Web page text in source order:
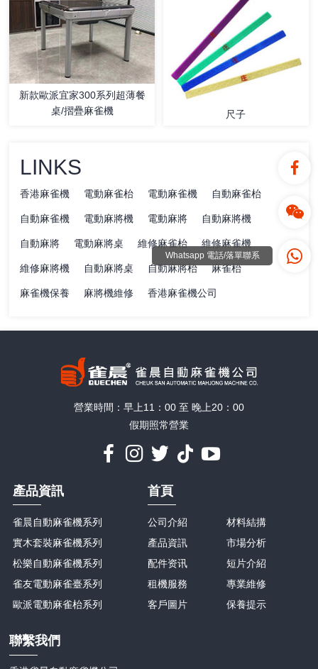
新款歐派宜家300系列超薄餐
桌/摺疊麻雀機
尺子
LINKS
香港麻雀機 電動麻雀枱 電動麻雀機 自動麻雀枱
自動麻雀機 電動麻將機 電動麻將 自動麻將機
自動麻將 電動麻將桌 維修麻雀枱 維修麻雀機
維修麻將機 自動麻將桌 自動麻將枱 麻雀枱
麻雀機保養 麻將機維修 香港麻雀機公司
營業時間：早上11：00 至 晚上20：00
假期照常營業
產品資訊
雀晨自動麻雀機系列
實木套裝麻雀機系列
松樂自動麻雀機系列
雀友電動麻雀臺系列
歐派電動麻雀枱系列
首頁
公司介紹
產品資訊
配件资讯
租機服務
客戶圖片
材料結搆
市場分析
短片介紹
專業維修
保養提示
聯繫我們
Whatsapp 電話/落單聯系